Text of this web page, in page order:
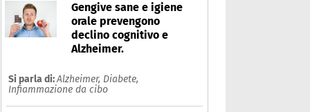
Gengive sane e igiene
orale prevengono
declino cognitivo e
Alzheimer.
Si parla di:Alzheimer, Diabete,
Infiammazione da cibo